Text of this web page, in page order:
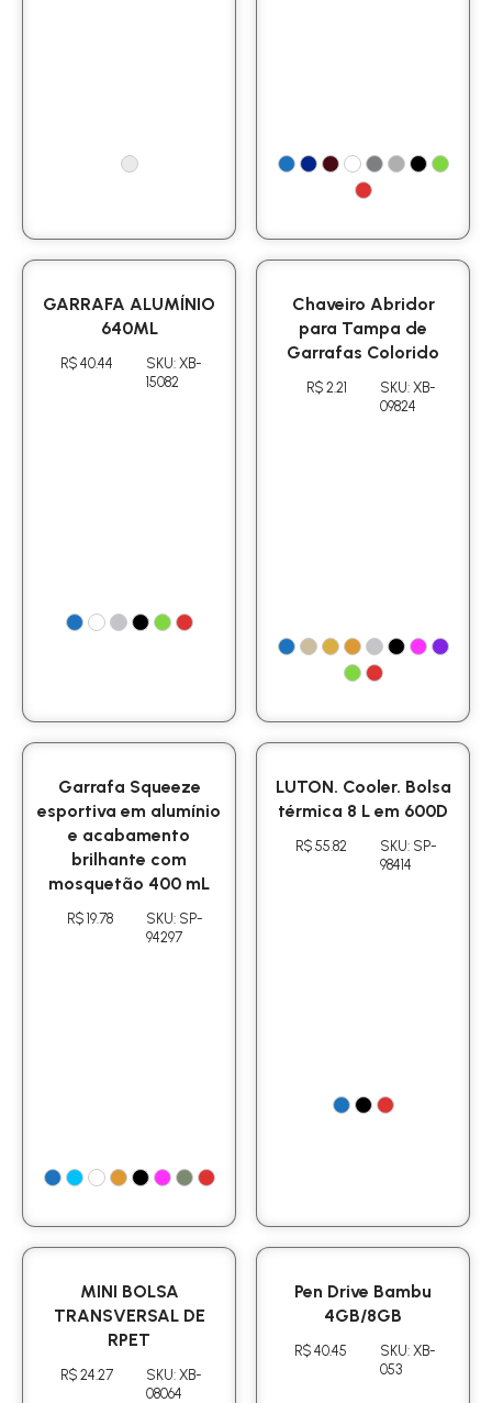
GARRAFA ALUMÍNIO
640ML
R$ 40.44
SKU: XB-
15082
Chaveiro Abridor
para Tampa de
Garrafas Colorido
R$ 2.21
SKU: XB-
09824
Garrafa Squeeze
esportiva em alumínio
e acabamento
brilhante com
mosquetão 400 mL
R$ 19.78
SKU: SP-
94297
LUTON. Cooler. Bolsa
térmica 8 L em 600D
R$ 55.82
SKU: SP-
98414
MINI BOLSA
TRANSVERSAL DE
RPET
R$ 24.27
SKU: XB-
08064
Pen Drive Bambu
4GB/8GB
R$ 40.45
SKU: XB-
053